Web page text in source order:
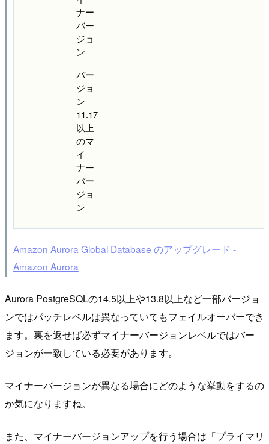
ナー
バー
ジョ
ン
バー
ジョ
ン
11.17
以上
のマ
イ
ナー
バー
ジョ
ン
Amazon Aurora Global Database のアップグレード -
Amazon Aurora
Aurora PostgreSQLの14.5以上や13.8以上など一部バージョ
ンではパッチレベルは異なっていてもフェイルオーバーでき
ます。裏を返せば必ずマイナーバージョンレベルではバー
ジョンが一致している必要があります。
マイナーバージョンが異なる場合にどのような挙動をするの
か気になりますね。
また、マイナーバージョンアップを行う場合は「プライマリ